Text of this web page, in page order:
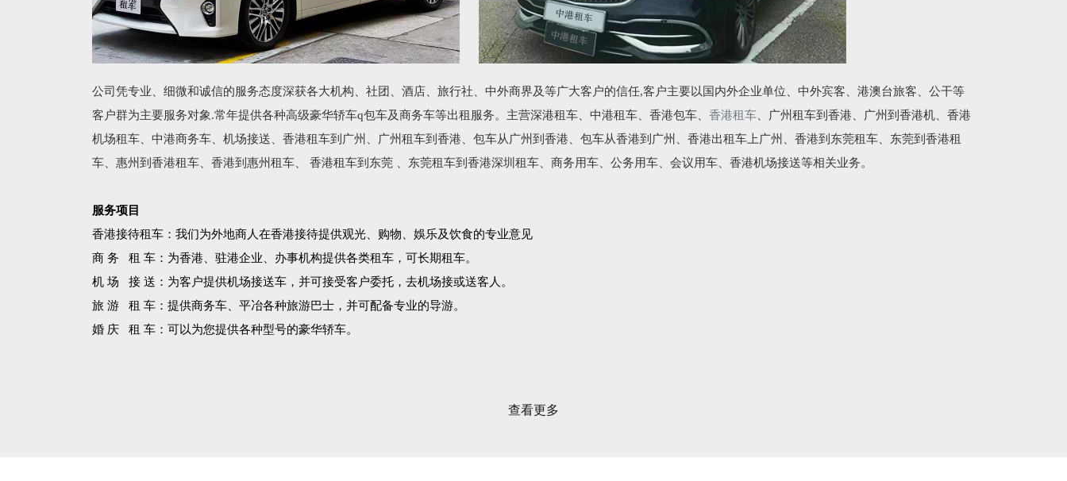
公司凭专业、细微和诚信的服务态度深获各大机构、社团、酒店、旅行社、中外商界及等广大客户的信任,客户主要以国内外企业单位、中外宾客、港澳台旅客、公干等
客户群为主要服务对象.常年提供各种高级豪华轿车q包车及商务车等出租服务。主营深港租车、中港租车、香港包车、 香港租车 、广州租车到香港、广州到香港机、香港
机场租车、中港商务车、机场接送、香港租车到广州、广州租车到香港、包车从广州到香港、包车从香港到广州、香港出租车上广州、香港到东莞租车、东莞到香港租
车、惠州到香港租车、香港到惠州租车、 香港租车到东莞 、东莞租车到香港深圳租车、商务用车、公务用车、会议用车、香港机场接送等相关业务。
服务项目
香港接待租车：我们为外地商人在香港接待提供观光、购物、娛乐及饮食的专业意见
商 务 租 车：为香港、驻港企业、办事机构提供各类租车，可长期租车。
机 场 接 送：为客户提供机场接送车，并可接受客户委托，去机场接或送客人。
旅 游 租 车：提供商务车、平冶各种旅游巴士，并可配备专业的导游。
婚 庆 租 车：可以为您提供各种型号的豪华轿车。
查看更多